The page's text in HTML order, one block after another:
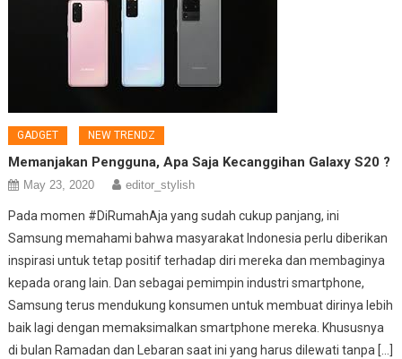
GADGET NEW TRENDZ
Memanjakan Pengguna, Apa Saja Kecanggihan Galaxy S20 ?
May 23, 2020 editor_stylish
Pada momen #DiRumahAja yang sudah cukup panjang, ini
Samsung memahami bahwa masyarakat Indonesia perlu diberikan
inspirasi untuk tetap positif terhadap diri mereka dan membaginya
kepada orang lain. Dan sebagai pemimpin industri smartphone,
Samsung terus mendukung konsumen untuk membuat dirinya lebih
baik lagi dengan memaksimalkan smartphone mereka. Khususnya
di bulan Ramadan dan Lebaran saat ini yang harus dilewati tanpa […]